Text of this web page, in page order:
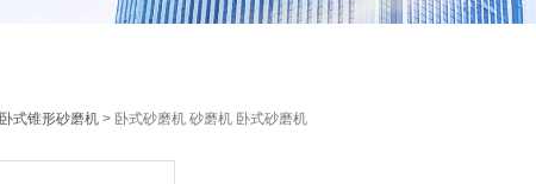
卧式锥形砂磨机 > 卧式砂磨机 砂磨机 卧式砂磨机